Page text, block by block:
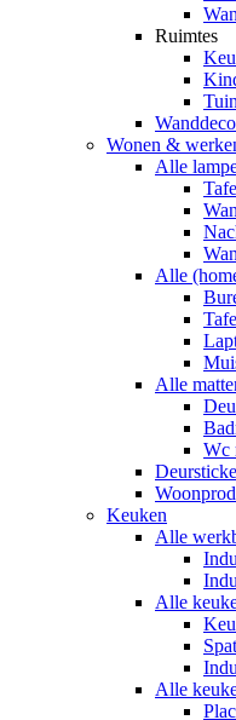
Ruimtes
Tuin
Wonen &
Alle
Alle
Alle
Wc
Keuken
Alle
Alle
Alle